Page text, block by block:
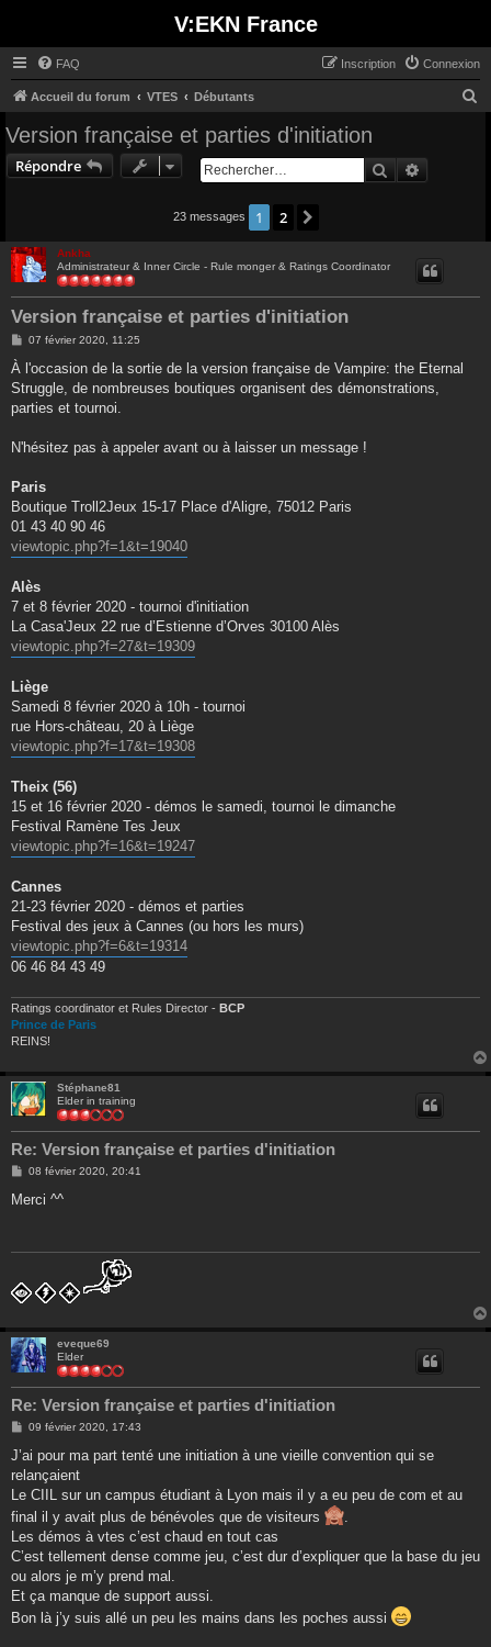
V:EKN France
FAQ Connexion
Inscription
Accueil du forum VTES Débutants
Version française et parties d'initiation
Répondre Rechercher
23 messages 1 2
Ankha
Administrateur & Inner Circle - Rule monger & Ratings Coordinator
Version française et parties d'initiation
M
s
a
g
07 février 2020, 11:25
À l'occasion de la sortie de la version française de Vampire: the Eternal
Struggle, de nombreuses boutiques organisent des démonstrations,
parties et tournoi.
N'hésitez pas à appeler avant ou à laisser un message !
Paris
Boutique Troll2Jeux 15-17 Place d'Aligre, 75012 Paris
01 43 40 90 46
viewtopic.php?f=1&t=19040
Alès
7 et 8 février 2020 - tournoi d'initiation
La Casa'Jeux 22 rue d’Estienne d’Orves 30100 Alès
viewtopic.php?f=27&t=19309
Liège
Samedi 8 février 2020 à 10h - tournoi
rue Hors-château, 20 à Liège
viewtopic.php?f=17&t=19308
Theix (56)
15 et 16 février 2020 - démos le samedi, tournoi le dimanche
Festival Ramène Tes Jeux
viewtopic.php?f=16&t=19247
Cannes
21-23 février 2020 - démos et parties
Festival des jeux à Cannes (ou hors les murs)
viewtopic.php?f=6&t=19314
06 46 84 43 49
Ratings coordinator et Rules Director - BCP
Prince de Paris
REINS!
Stéphane81
Elder in training
Re: Version française et parties d'initiation
M
s
08 février 2020, 20:41
Merci ^^
eveque69
Elder
Re: Version française et parties d'initiation
M
s
a
g
09 février 2020, 17:43
J’ai pour ma part tenté une initiation à une vieille convention qui se
relançaient
Le CIIL sur un campus étudiant à Lyon mais il y a eu peu de com et au
final il y avait plus de bénévoles que de visiteurs
Les démos à vtes c’est chaud en tout cas
C’est tellement dense comme jeu, c’est dur d’expliquer que la base du jeu
ou alors je m’y prend mal.
Et ça manque de support aussi.
Bon là j’y suis allé un peu les mains dans les poches aussi